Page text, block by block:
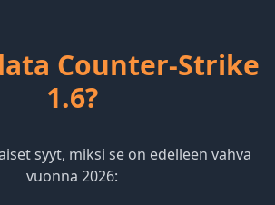
Counter-Strike
1.6?
syyt, miksi se on edelleen vahva
vuonna 2026: